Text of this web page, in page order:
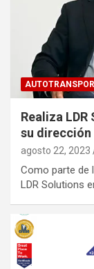
Realiza
su dirección
agosto 22, 2023
Como parte de
LDR Solutions